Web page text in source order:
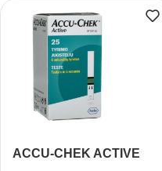
ACCU-CHEK ACTIVE